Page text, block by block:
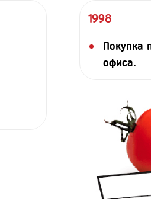
1998
Покупка
офиса.